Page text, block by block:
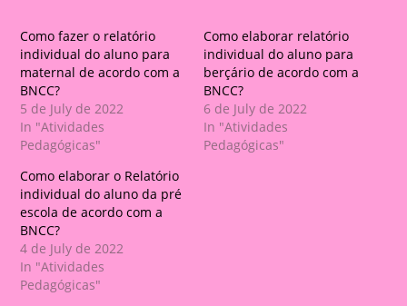
Como fazer o relatório
individual do aluno para
maternal de acordo com a
BNCC?
5 de July de 2022
In "Atividades
Pedagógicas"
Como elaborar relatório
individual do aluno para
berçário de acordo com a
BNCC?
6 de July de 2022
In "Atividades
Pedagógicas"
Como elaborar o Relatório
individual do aluno da pré
escola de acordo com a
BNCC?
4 de July de 2022
In "Atividades
Pedagógicas"